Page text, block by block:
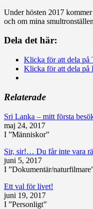
Under hösten 2017
och om mina
Dela det här:
Klicka för att dela på
Klicka för att dela på
Relaterade
Sri Lanka – mitt första
maj 24, 2017
I ”Människor”
Sir, sir!… Du får inte vara
juni 5, 2017
I ”Dokumentär/
Ett val för livet!
juni 19, 2017
I ”Personligt”